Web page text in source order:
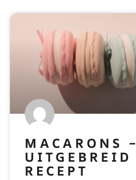
MACARONS –
UITGEBREID
RECEPT